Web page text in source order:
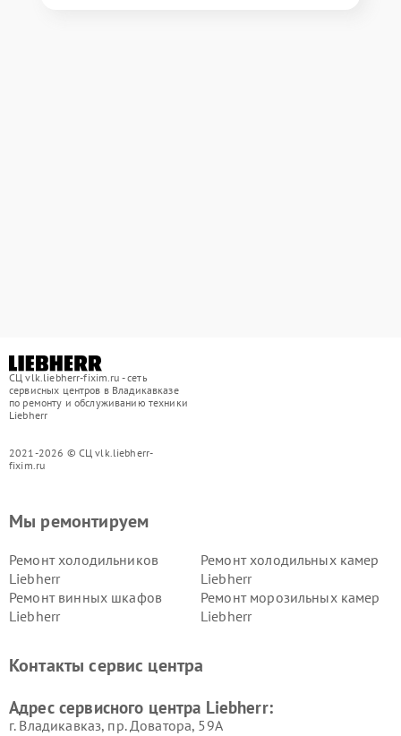
СЦ vlk.liebherr-fixim.ru - сеть
сервисных центров в Владикавказе
по ремонту и обслуживанию техники
Liebherr
2021-2026 © СЦ vlk.liebherr-
fixim.ru
Мы ремонтируем
Ремонт холодильников
Liebherr
Ремонт холодильных камер
Liebherr
Ремонт винных шкафов
Liebherr
Ремонт морозильных камер
Liebherr
Контакты сервис центра
Адрес сервисного центра Liebherr:
г. Владикавказ, пр. Доватора, 59А